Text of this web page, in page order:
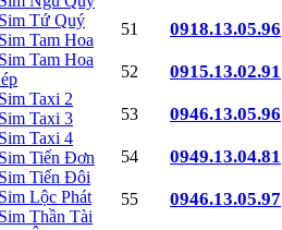
Tứ Quý
Tam Hoa
Tam Hoa
Taxi 2
Taxi 3
Taxi 4
Tiến Đơn
Tiến Đôi
Lộc Phát
Thần Tài
51
0918.13.05.96
52
0915.13.02.91
53
0946.13.05.96
54
0949.13.04.81
55
0946.13.05.97